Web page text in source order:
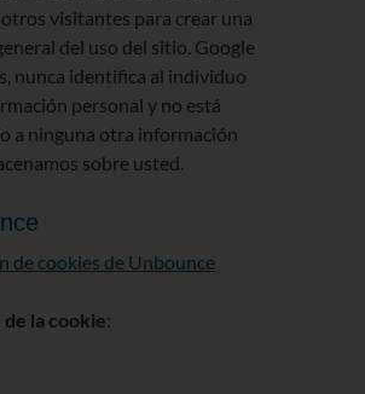
visitantes para crear una
del uso del sitio. Google
nunca identifica al individuo
personal y no está
a ninguna otra información
sobre usted.
de cookies de Unbounce
la cookie: